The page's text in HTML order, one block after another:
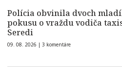
Polícia obvinila dvoch
pokusu o vraždu vodiča
Seredi
09. 08. 2026 | 3 komentáre